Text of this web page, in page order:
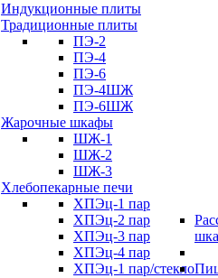
Индукционные плиты
Традиционные плиты
ПЭ-2
ПЭ-4
ПЭ-6
ПЭ-4ШЖ
ПЭ-6ШЖ
Жарочные шкафы
ШЖ-1
ШЖ-2
ШЖ-3
Хлебопекарные печи
ХПЭц-1 пар
ХПЭц-2 пар
ХПЭц-3 пар
ХПЭц-4 пар
ХПЭц-1 пар/стекло